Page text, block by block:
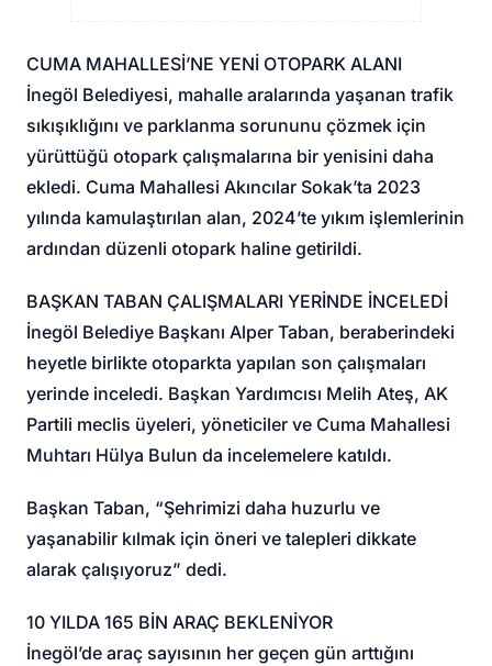
CUMA MAHALLESİ’NE YENİ OTOPARK ALANI
İnegöl Belediyesi, mahalle aralarında yaşanan trafik
sıkışıklığını ve parklanma sorununu çözmek için
yürüttüğü otopark çalışmalarına bir yenisini daha
ekledi. Cuma Mahallesi Akıncılar Sokak’ta 2023
yılında kamulaştırılan alan, 2024’te yıkım işlemlerinin
ardından düzenli otopark haline getirildi.
BAŞKAN TABAN ÇALIŞMALARI YERİNDE İNCELEDİ
İnegöl Belediye Başkanı Alper Taban, beraberindeki
heyetle birlikte otoparkta yapılan son çalışmaları
yerinde inceledi. Başkan Yardımcısı Melih Ateş, AK
Partili meclis üyeleri, yöneticiler ve Cuma Mahallesi
Muhtarı Hülya Bulun da incelemelere katıldı.
Başkan Taban, “Şehrimizi daha huzurlu ve
yaşanabilir kılmak için öneri ve talepleri dikkate
alarak çalışıyoruz” dedi.
10 YILDA 165 BİN ARAÇ BEKLENİYOR
İnegöl’de araç sayısının her geçen gün arttığını